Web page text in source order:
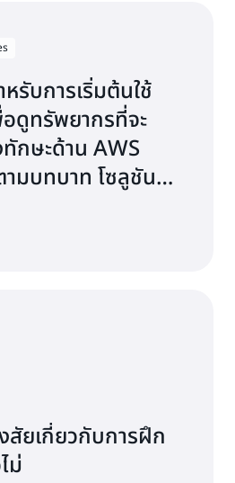
รับการเริ่มต้นใช้
ดูทรัพยากรที่จะ
กษะด้าน AWS
มบทบาท โซลูชัน
ม
ยเกี่ยวกับการฝึก
ม่